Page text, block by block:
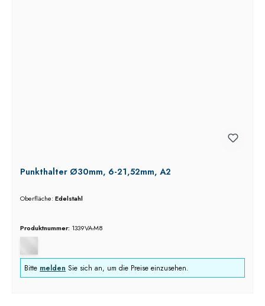
Punkthalter Ø30mm, 6-21,52mm, A2
Oberfläche:Edelstahl
Produktnummer: 1339VA-M8
Bitte melden Sie sich an, um die Preise einzusehen.